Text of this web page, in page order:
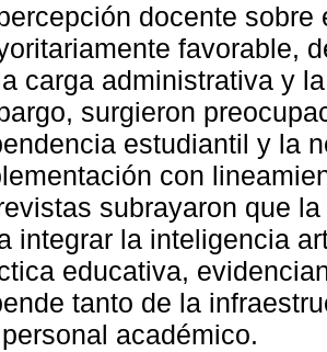
docente
favorable,
carga administrativa y
surgieron
estudiantil y la
con
subrayaron que
integrar la inteligencia
educativa,
tanto de la
académico.